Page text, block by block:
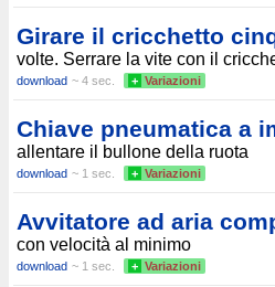
Girare il cricchetto
volte. Serrare la vite con il
download ~ 4 sec. + Variazioni
Chiave pneumatica a
allentare il bullone della ruota
download ~ 1 sec. + Variazioni
Avvitatore ad aria
con velocità al minimo
download ~ 1 sec. + Variazioni